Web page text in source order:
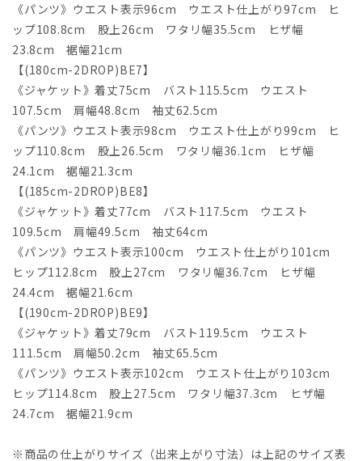
《パンツ》ウエスト表示96cm ウエスト仕上がり97cm ヒ
ップ108.8cm 股上26cm ワタリ幅35.5cm ヒザ幅
23.8cm 裾幅21cm
【(180cm-2DROP)BE7】
《ジャケット》着丈75cm バスト115.5cm ウエスト
107.5cm 肩幅48.8cm 袖丈62.5cm
《パンツ》ウエスト表示98cm ウエスト仕上がり99cm ヒ
ップ110.8cm 股上26.5cm ワタリ幅36.1cm ヒザ幅
24.1cm 裾幅21.3cm
【(185cm-2DROP)BE8】
《ジャケット》着丈77cm バスト117.5cm ウエスト
109.5cm 肩幅49.5cm 袖丈64cm
《パンツ》ウエスト表示100cm ウエスト仕上がり101cm
ヒップ112.8cm 股上27cm ワタリ幅36.7cm ヒザ幅
24.4cm 裾幅21.6cm
【(190cm-2DROP)BE9】
《ジャケット》着丈79cm バスト119.5cm ウエスト
111.5cm 肩幅50.2cm 袖丈65.5cm
《パンツ》ウエスト表示102cm ウエスト仕上がり103cm
ヒップ114.8cm 股上27.5cm ワタリ幅37.3cm ヒザ幅
24.7cm 裾幅21.9cm
※商品の仕上がりサイズ（出来上がり寸法）は上記のサイズ表